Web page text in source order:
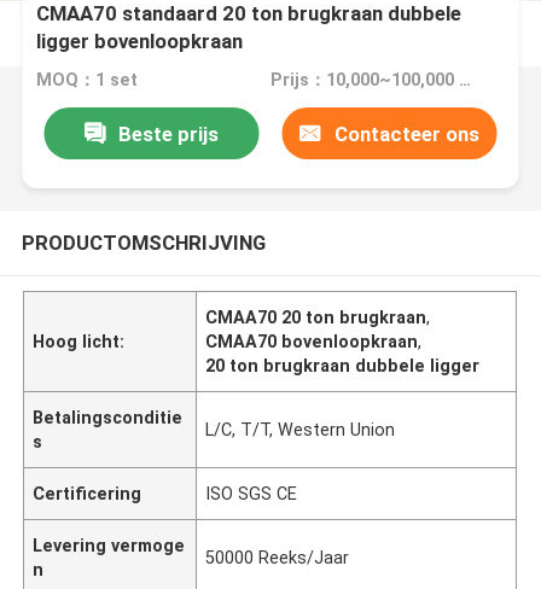
CMAA70 standaard 20 ton brugkraan dubbele
ligger bovenloopkraan
MOQ：1 set Prijs：10,000~100,000 usd
Beste prijs Contacteer ons
PRODUCTOMSCHRIJVING
Hoog licht:
CMAA70 20 ton brugkraan,
CMAA70 bovenloopkraan,
20 ton brugkraan dubbele ligger
Betalingsconditie
s
L/C, T/T, Western Union
Certificering ISO SGS CE
Levering vermoge
n
50000 Reeks/Jaar